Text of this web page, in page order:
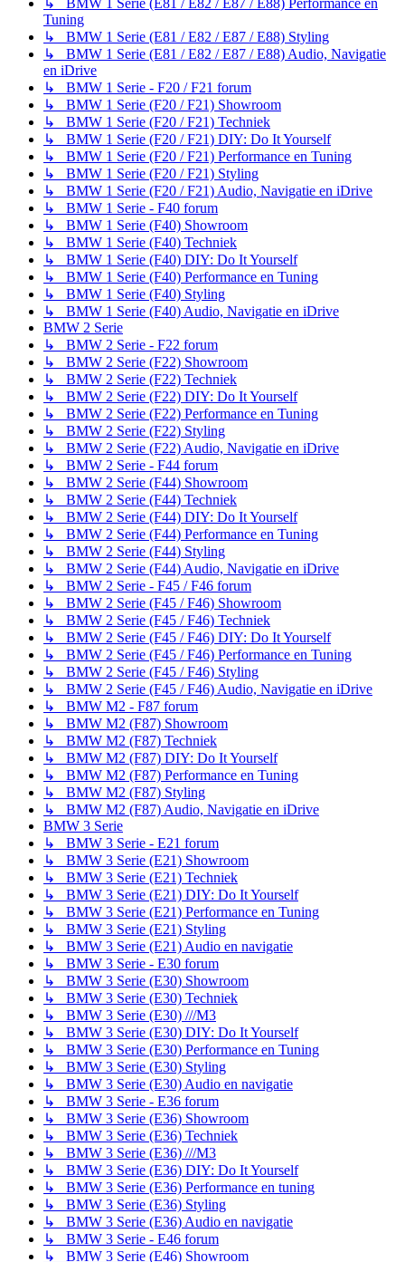
Tuning
↳ BMW 1 Serie (E81 / E82 / E87 / E88) Styling
↳ BMW 1 Serie (E81 / E82 / E87 / E88) Audio, Navigatie
en iDrive
↳ BMW 1 Serie - F20 / F21 forum
↳ BMW 1 Serie (F20 / F21) Showroom
↳ BMW 1 Serie (F20 / F21) Techniek
↳ BMW 1 Serie (F20 / F21) DIY: Do It Yourself
↳ BMW 1 Serie (F20 / F21) Performance en Tuning
↳ BMW 1 Serie (F20 / F21) Styling
↳ BMW 1 Serie (F20 / F21) Audio, Navigatie en iDrive
↳ BMW 1 Serie - F40 forum
↳ BMW 1 Serie (F40) Showroom
↳ BMW 1 Serie (F40) Techniek
↳ BMW 1 Serie (F40) DIY: Do It Yourself
↳ BMW 1 Serie (F40) Performance en Tuning
↳ BMW 1 Serie (F40) Styling
↳ BMW 1 Serie (F40) Audio, Navigatie en iDrive
BMW 2 Serie
↳ BMW 2 Serie - F22 forum
↳ BMW 2 Serie (F22) Showroom
↳ BMW 2 Serie (F22) Techniek
↳ BMW 2 Serie (F22) DIY: Do It Yourself
↳ BMW 2 Serie (F22) Performance en Tuning
↳ BMW 2 Serie (F22) Styling
↳ BMW 2 Serie (F22) Audio, Navigatie en iDrive
↳ BMW 2 Serie - F44 forum
↳ BMW 2 Serie (F44) Showroom
↳ BMW 2 Serie (F44) Techniek
↳ BMW 2 Serie (F44) DIY: Do It Yourself
↳ BMW 2 Serie (F44) Performance en Tuning
↳ BMW 2 Serie (F44) Styling
↳ BMW 2 Serie (F44) Audio, Navigatie en iDrive
↳ BMW 2 Serie - F45 / F46 forum
↳ BMW 2 Serie (F45 / F46) Showroom
↳ BMW 2 Serie (F45 / F46) Techniek
↳ BMW 2 Serie (F45 / F46) DIY: Do It Yourself
↳ BMW 2 Serie (F45 / F46) Performance en Tuning
↳ BMW 2 Serie (F45 / F46) Styling
↳ BMW 2 Serie (F45 / F46) Audio, Navigatie en iDrive
↳ BMW M2 - F87 forum
↳ BMW M2 (F87) Showroom
↳ BMW M2 (F87) Techniek
↳ BMW M2 (F87) DIY: Do It Yourself
↳ BMW M2 (F87) Performance en Tuning
↳ BMW M2 (F87) Styling
↳ BMW M2 (F87) Audio, Navigatie en iDrive
BMW 3 Serie
↳ BMW 3 Serie - E21 forum
↳ BMW 3 Serie (E21) Showroom
↳ BMW 3 Serie (E21) Techniek
↳ BMW 3 Serie (E21) DIY: Do It Yourself
↳ BMW 3 Serie (E21) Performance en Tuning
↳ BMW 3 Serie (E21) Styling
↳ BMW 3 Serie (E21) Audio en navigatie
↳ BMW 3 Serie - E30 forum
↳ BMW 3 Serie (E30) Showroom
↳ BMW 3 Serie (E30) Techniek
↳ BMW 3 Serie (E30) ///M3
↳ BMW 3 Serie (E30) DIY: Do It Yourself
↳ BMW 3 Serie (E30) Performance en Tuning
↳ BMW 3 Serie (E30) Styling
↳ BMW 3 Serie (E30) Audio en navigatie
↳ BMW 3 Serie - E36 forum
↳ BMW 3 Serie (E36) Showroom
↳ BMW 3 Serie (E36) Techniek
↳ BMW 3 Serie (E36) ///M3
↳ BMW 3 Serie (E36) DIY: Do It Yourself
↳ BMW 3 Serie (E36) Performance en tuning
↳ BMW 3 Serie (E36) Styling
↳ BMW 3 Serie (E36) Audio en navigatie
↳ BMW 3 Serie - E46 forum
↳ BMW 3 Serie (E46) Showroom